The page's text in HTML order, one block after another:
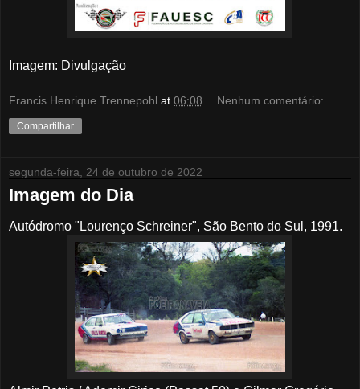
Imagem: Divulgação
Francis Henrique Trennepohl at 06:08 Nenhum comentário:
Compartilhar
segunda-feira, 24 de outubro de 2022
Imagem do Dia
Autódromo "Lourenço Schreiner", São Bento do Sul, 1991.